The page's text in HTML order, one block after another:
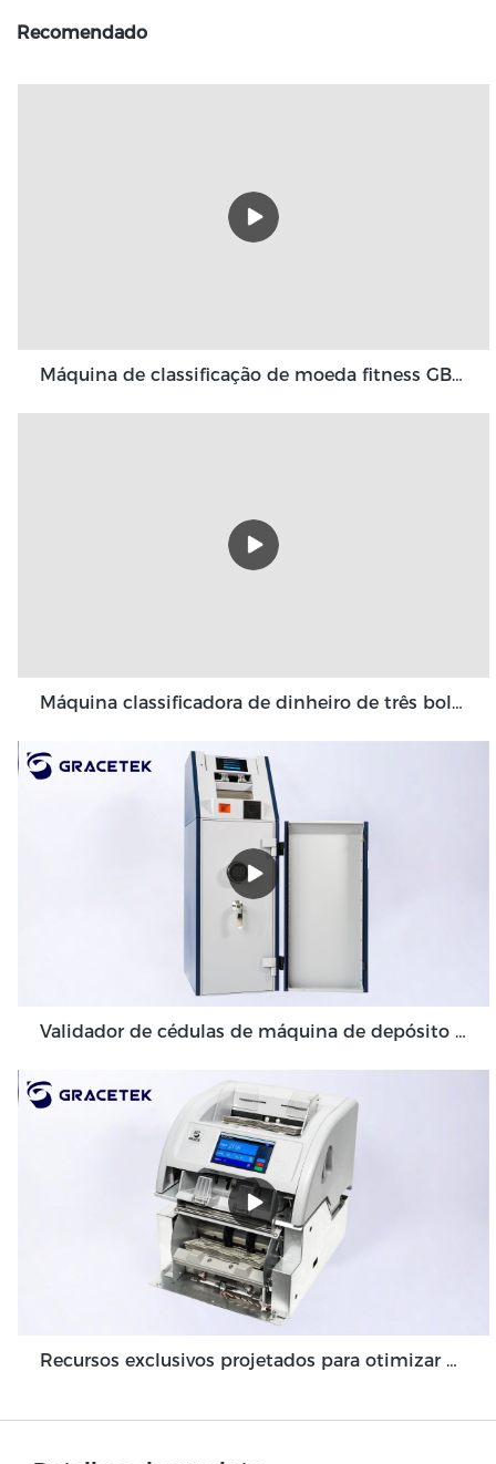
Recomendado
Máquina de classificação de moeda fitness GBS3500
Máquina classificadora de dinheiro de três bolsos Grace 3+1 bolso Grace GT-31
Validador de cédulas de máquina de depósito em dinheiro de alto volume para ambiente de back-office GDM-300
Recursos exclusivos projetados para otimizar o módulo da máquina de depósito em dinheiro Grace GDM100